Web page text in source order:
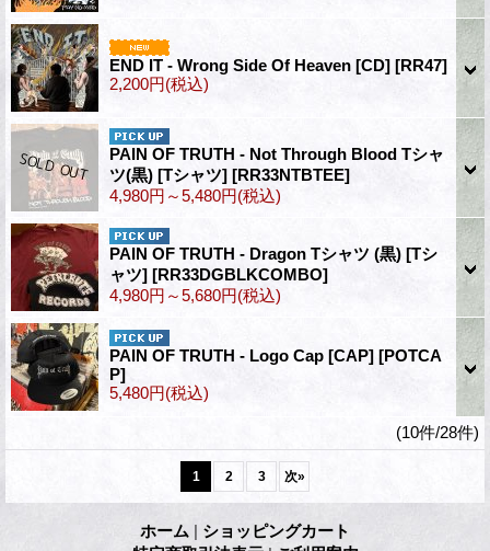
END IT - Wrong Side Of Heaven [CD] [RR47]
2,200円(税込)
PAIN OF TRUTH - Not Through Blood Tシャ
ツ(黒) [Tシャツ] [RR33NTBTEE]
4,980円～5,480円(税込)
PAIN OF TRUTH - Dragon Tシャツ (黒) [Tシ
ャツ] [RR33DGBLKCOMBO]
4,980円～5,680円(税込)
PAIN OF TRUTH - Logo Cap [CAP] [POTCA
P]
5,480円(税込)
(10件/28件)
1 2 3 次»
ホーム | ショッピングカート